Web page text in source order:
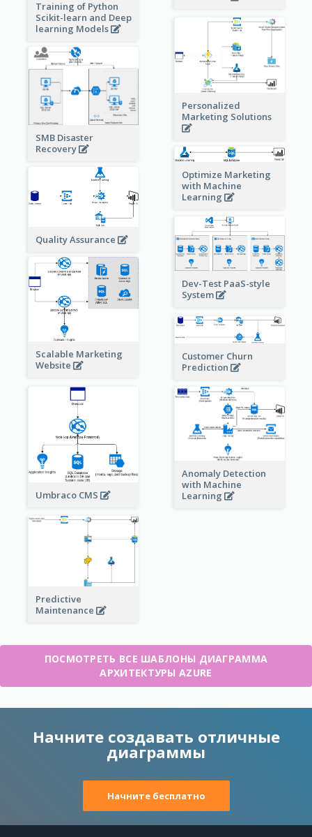
Training of Python
Scikit-learn and Deep
learning Models
Personalized
Marketing Solutions
SMB Disaster
Recovery
Optimize Marketing
with Machine
Learning
Quality Assurance
Dev-Test PaaS-style
System
Scalable Marketing
Website
Customer Churn
Prediction
Umbraco CMS
Anomaly Detection
with Machine
Learning
Predictive
Maintenance
ПОСМОТРЕТЬ ВСЕ ШАБЛОНЫ ДИАГРАММА
АРХИТЕКТУРЫ AZURE
Начните создавать отличные
диаграммы
Начните бесплатно